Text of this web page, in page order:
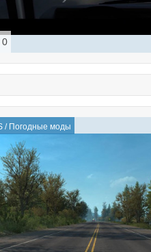
0
/ Погодные моды